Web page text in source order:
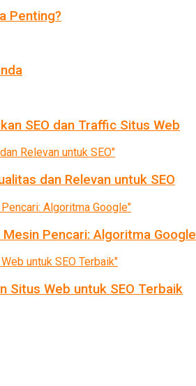
Penting?
SEO dan Traffic Situs Web
dan Relevan untuk SEO
Pencari: Algoritma Google
Situs Web untuk SEO Terbaik